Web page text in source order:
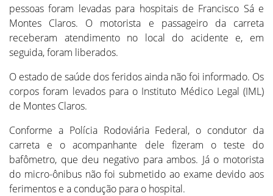
pessoas foram levadas para hospitais de Francisco Sá e
Montes Claros. O motorista e passageiro da carreta
receberam atendimento no local do acidente e, em
seguida, foram liberados.
O estado de saúde dos feridos ainda não foi informado. Os
corpos foram levados para o Instituto Médico Legal (IML)
de Montes Claros.
Conforme a Polícia Rodoviária Federal, o condutor da
carreta e o acompanhante dele fizeram o teste do
bafômetro, que deu negativo para ambos. Já o motorista
do micro-ônibus não foi submetido ao exame devido aos
ferimentos e a condução para o hospital.